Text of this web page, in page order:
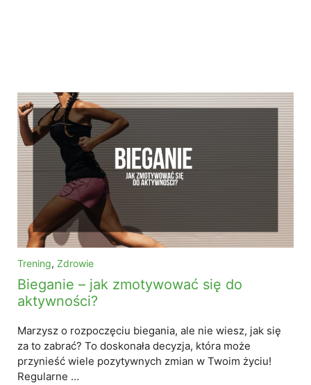
Trening, Zdrowie
Bieganie – jak zmotywować się do
aktywności?
Marzysz o rozpoczęciu biegania, ale nie wiesz, jak się
za to zabrać? To doskonała decyzja, która może
przynieść wiele pozytywnych zmian w Twoim życiu!
Regularne …